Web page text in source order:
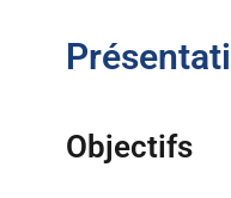
Objectifs